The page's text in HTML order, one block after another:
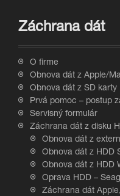
Záchrana dát
O firme
Obnova dát z Apple/
Obnova dát z SD karty
Prvá pomoc – postup
Servisný formulár
Záchrana dát z disku
Obnova dát z
Obnova dát z HDD
Obnova dát z HDD
Oprava HDD –
Záchrana dát